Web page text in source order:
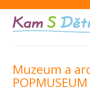
Muzeum a